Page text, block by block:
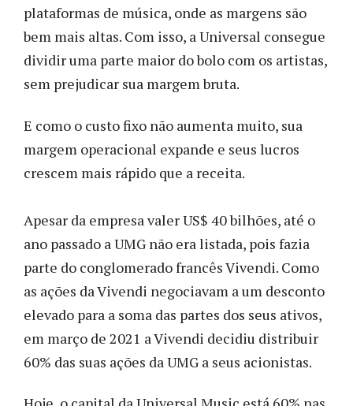
plataformas de música, onde as margens são
bem mais altas. Com isso, a Universal consegue
dividir uma parte maior do bolo com os artistas,
sem prejudicar sua margem bruta.
E como o custo fixo não aumenta muito, sua
margem operacional expande e seus lucros
crescem mais rápido que a receita.
Apesar da empresa valer US$ 40 bilhões, até o
ano passado a UMG não era listada, pois fazia
parte do conglomerado francês Vivendi. Como
as ações da Vivendi negociavam a um desconto
elevado para a soma das partes dos seus ativos,
em março de 2021 a Vivendi decidiu distribuir
60% das suas ações da UMG a seus acionistas.